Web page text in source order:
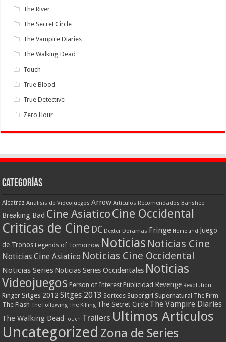
The River
The Secret Circle
The Vampire Diaries
The Walking Dead
Touch
True Blood
True Detective
Zero Hour
Categorías
Alcatraz Análisis de Videojuegos Arrow Artículos Recomendados Banshee
Breaking Bad Cine AsiaticoCine Occidental
Criticas de Cine DC Dexter Doramas Fringe Homeland Juego
de Tronos Legends of Tomorrow Noticias Noticias Cine
Noticias Cine Asiatico Noticias Cine Occidental
Noticias Series Noticias Series Occidentales Noticias
Videojuegos Person of Interest Publicidad Revenge Revolution
Ringer Sitges 2012 Sitges 2013 Sorteos Supergirl Supernatural The Firm
The Flash The Following The Killing The Secret Circle The Vampire Diaries
The Walking Dead Touch Trailers Ultimos Articulos
Uncategorized Zona de Series